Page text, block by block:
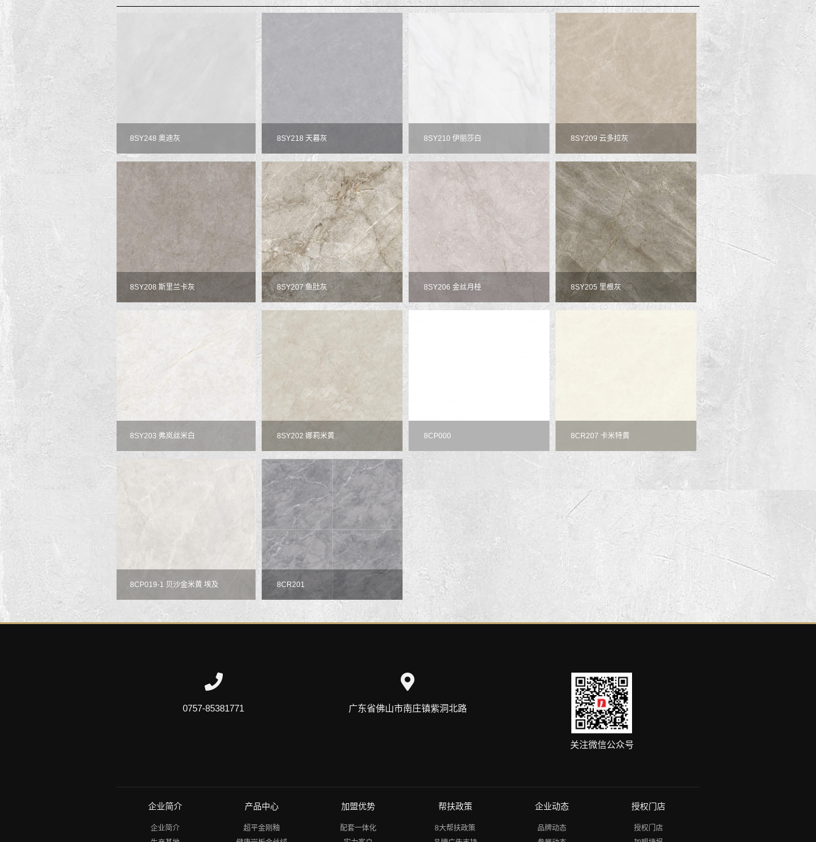
8SY248 奥迪灰 8SY218 天暮灰 8SY210 伊丽莎白 8SY209 云多拉灰
8SY208 斯里兰卡灰 8SY207 鱼肚灰 8SY206 金丝月桂 8SY205 里根灰
8SY203 弗岚丝米白 8SY202 娜莉米黄 8CP000 8CR207 卡米特黄
8CP019-1 贝沙金米黄 埃及 8CR201
0757-85381771 广东省佛山市南庄镇紫洞北路
关注微信公众号
企业简介
企业简介
产品中心
超平金刚釉
加盟优势
配套一体化
帮扶政策
8大帮扶政策
企业动态
品牌动态
授权门店
授权门店